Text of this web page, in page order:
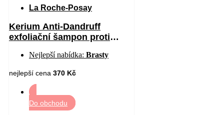
La Roche-Posay
Kerium Anti-Dandruff
exfoliační šampon proti
Nejlepší nabídka: Brasty
nejlepší cena 370 Kč
Do obchodu